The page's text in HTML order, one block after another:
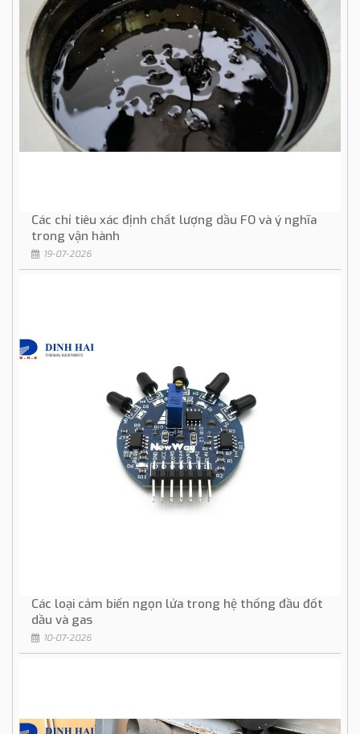
Các chỉ tiêu xác định chất lượng dầu FO và ý nghĩa
trong vận hành
19-07-2026
Các loại cảm biến ngọn lửa trong hệ thống đầu đốt
dầu và gas
10-07-2026